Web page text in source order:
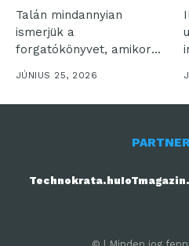
Talán mindannyian
ismerjük a
forgatókönyvet, amikor
egy felejthetetlen
utazásról hazatérve több
száz...
JÚNIUS 25, 2026
Technokrata.hu